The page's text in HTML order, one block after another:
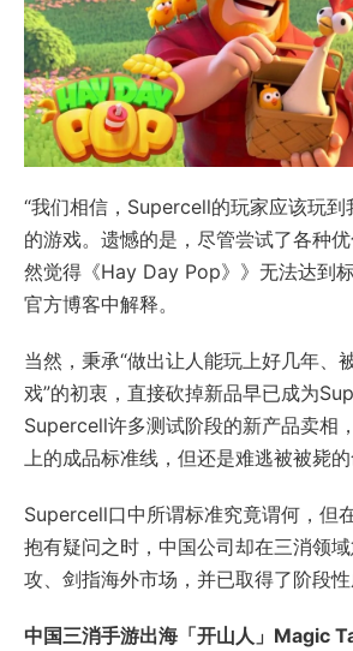
“我们相信，Supercell的玩家应该玩
的游戏。遗憾的是，尽管尝试了各种
然觉得《Hay Day Pop》》无法达到
官方博客中解释。
当然，秉承“做出让人能玩上好几年、
戏”的初衷，直接砍掉新品早已成为
Supercell许多测试阶段的新产品卖相
上的成品标准线，但还是难逃被被毙的
Supercell口中所谓标准究竟谓何，但
抱有疑问之时，中国公司却在三消领
攻、剑指海外市场，并已取得了阶段性
中国三消手游出海「开山人」Magic